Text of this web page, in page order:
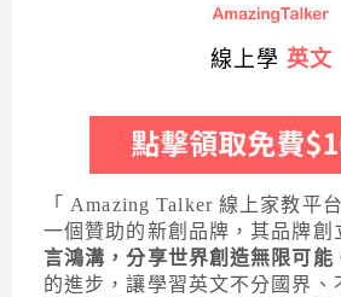
線上學 英文
「 Amazing Talker 線上家教平
一個贊助的新創品牌，其品牌創
言鴻溝，分享世界創造無限可能
的進步，讓學習英文不分國界、